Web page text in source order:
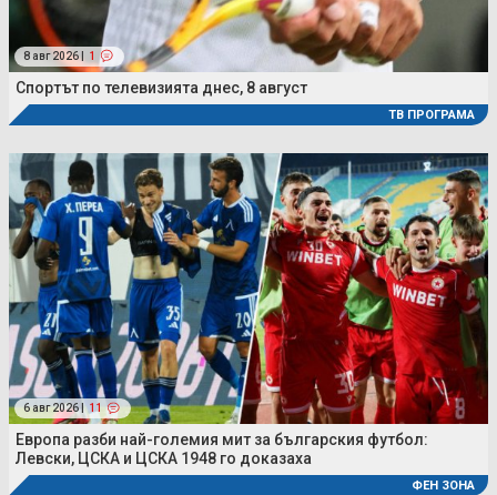
8 авг 2026 | 1
Спортът по телевизията днес, 8 август
ТВ ПРОГРАМА
6 авг 2026 | 11
Европа разби най-големия мит за българския футбол:
Левски, ЦСКА и ЦСКА 1948 го доказаха
ФЕН ЗОНА